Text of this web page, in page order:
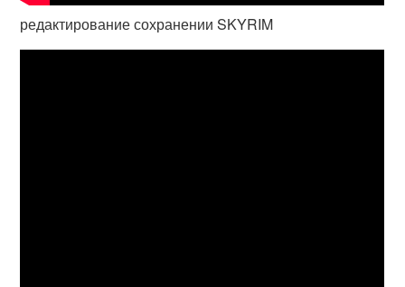
редактирование сохранении SKYRIM